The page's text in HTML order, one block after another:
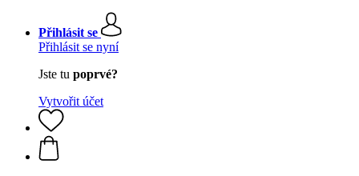
Přihlásit se
Přihlásit se nyní
Jste tu poprvé?
Vytvořit účet